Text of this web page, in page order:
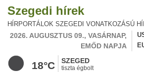
Szegedi hírek
HÍRPORTÁLOK SZEGEDI VONATKOZÁSÚ
2026. AUGUSZTUS 09., VASÁRNAP,
EMŐD NAPJA
18°C SZEGED
tiszta égbolt